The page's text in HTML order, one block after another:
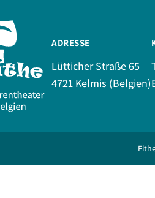
ADRESSE
Lütticher Straße 65
4721 Kelmis (Belgien)